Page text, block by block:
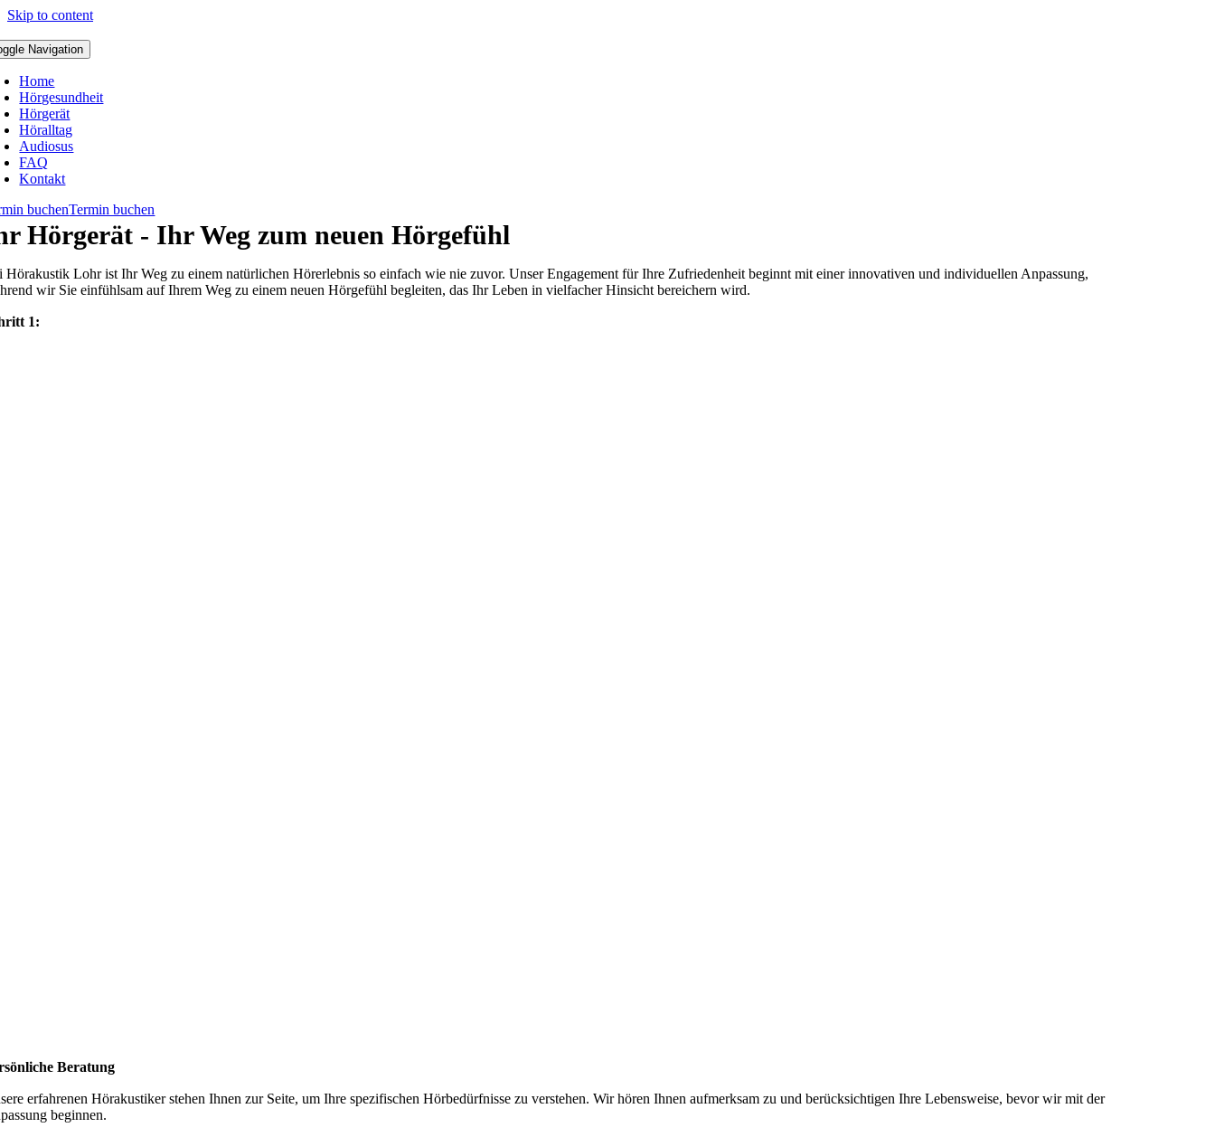
Skip to content
Navigation
Home
Hörgesundheit
Hörgerät
Höralltag
Audiosus
FAQ
Kontakt
buchenTermin buchen
Hörgerät - Ihr Weg zum neuen Hörgefühl
Hörakustik Lohr ist Ihr Weg zu einem natürlichen Hörerlebnis so einfach wie nie zuvor. Unser Engagement für Ihre Zufriedenheit beginnt mit einer innovativen und individuellen Anpassung,
wir Sie einfühlsam auf Ihrem Weg zu einem neuen Hörgefühl begleiten, das Ihr Leben in vielfacher Hinsicht bereichern wird.
1:
Beratung
erfahrenen Hörakustiker stehen Ihnen zur Seite, um Ihre spezifischen Hörbedürfnisse zu verstehen. Wir hören Ihnen aufmerksam zu und berücksichtigen Ihre Lebensweise, bevor wir mit der
beginnen.